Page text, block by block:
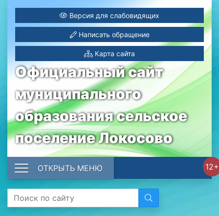
Официальный сайт
муниципального
образования сельское
поселение Локосово
Версия для слабовидящих
Написать обращение
Карта сайта
12+
ОТКРЫТЬ МЕНЮ